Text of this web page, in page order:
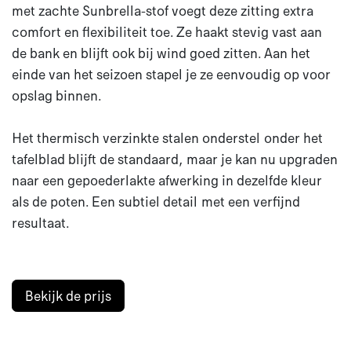
met zachte Sunbrella-stof voegt deze zitting extra
comfort en flexibiliteit toe. Ze haakt stevig vast aan
de bank en blijft ook bij wind goed zitten. Aan het
einde van het seizoen stapel je ze eenvoudig op voor
opslag binnen.​
Het thermisch verzinkte stalen onderstel onder het
tafelblad blijft de standaard, maar je kan nu upgraden
naar een gepoederlakte afwerking in dezelfde kleur
als de poten. Een subtiel detail met een verfijnd
resultaat.
Bekijk de prijs